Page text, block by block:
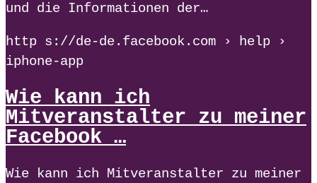
und die Informationen der…
http s://de-de.facebook.com › help ›
iphone-app
Wie kann ich
Mitveranstalter zu meiner
Facebook …
Wie kann ich Mitveranstalter zu meiner